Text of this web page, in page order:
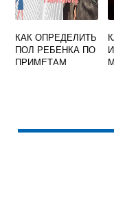
КАК ОПРЕДЕЛИТЬ
ПОЛ РЕБЕНКА ПО
ПРИМЕТАМ